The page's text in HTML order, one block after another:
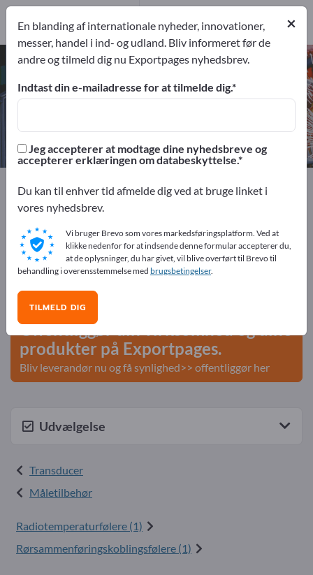
Temperaturfølerne – find
producenter og leverandører
4
4
Exportpages
Maskiner & anlæg
Automation & robotter
Automatiseringsteknologi
Transducer
Annoncer gratis på Exportpages!
Behov – Tilbud – Brugte varer – Forretningskontakter >>
start her
Offentliggør din virksomhed og dine
produkter på Exportpages.
Bliv leverandør nu og få synlighed>> offentliggør her
Udvælgelse
Transducer
Måletilbehør
Radiotemperaturfølere (1)
Rørsammenføringskoblingsfølere (1)
×
En blanding af internationale nyheder, innovationer,
messer, handel i ind- og udland. Bliv informeret før de
andre og tilmeld dig nu Exportpages nyhedsbrev.
Indtast din e-mailadresse for at tilmelde dig.
Jeg accepterer at modtage dine nyhedsbreve og
accepterer erklæringen om databeskyttelse.
Du kan til enhver tid afmelde dig ved at bruge linket i
vores nyhedsbrev.
Vi bruger Brevo som vores markedsføringsplatform. Ved at
klikke nedenfor for at indsende denne formular accepterer du,
at de oplysninger, du har givet, vil blive overført til Brevo til
behandling i overensstemmelse med brugsbetingelser.
TILMELD DIG